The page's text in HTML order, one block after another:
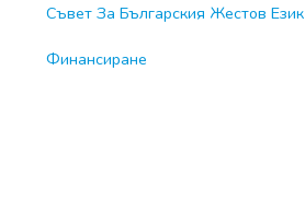
Съвет За Българския Жестов Език
Финансиране